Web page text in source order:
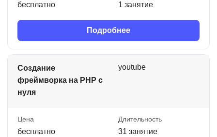
бесплатно 1 занятие
Подробнее
Создание
фреймворка на PHP с
нуля
youtube
Цена
бесплатно
Длительность
31 занятие